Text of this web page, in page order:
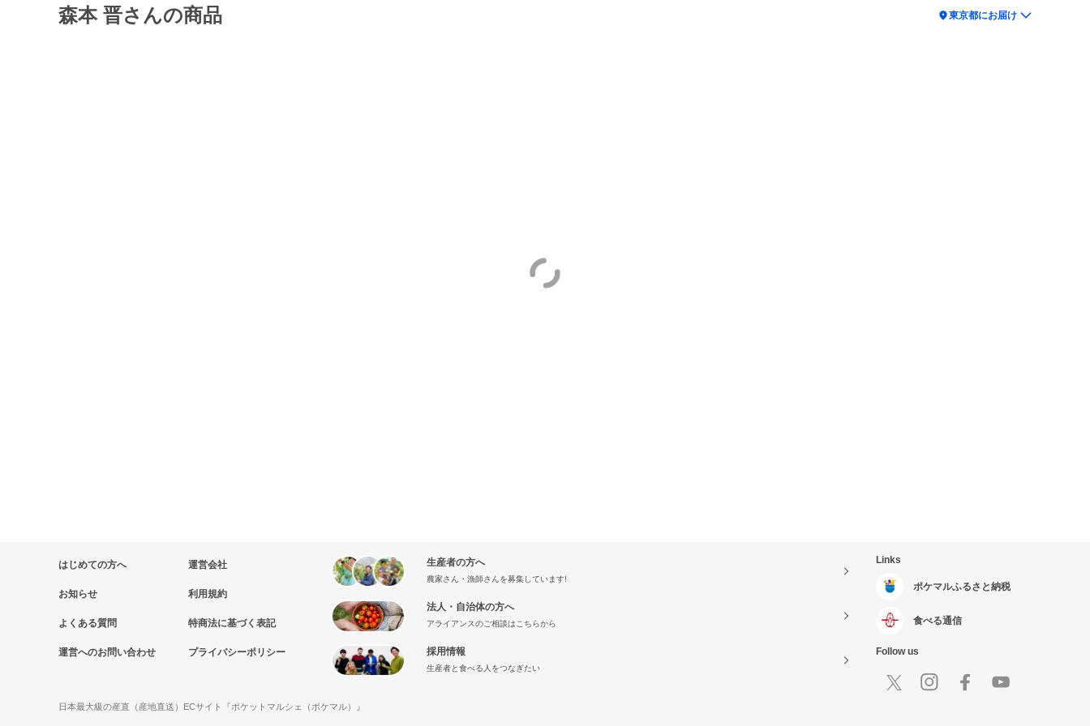
森本 晋さんの商品 location_on東京都にお届け
はじめての方へ
お知らせ
よくある質問
運営へのお問い合わせ
運営会社
利用規約
特商法に基づく表記
プライバシーポリシー
生産者の方へ
農家さん・漁師さんを募集しています!
法人・自治体の方へ
アライアンスのご相談はこちらから
採用情報
生産者と食べる人をつなぎたい
Links
ポケマルふるさと納税
食べる通信
Follow us
日本最大級の産直（産地直送）ECサイト『ポケットマルシェ（ポケマル）』